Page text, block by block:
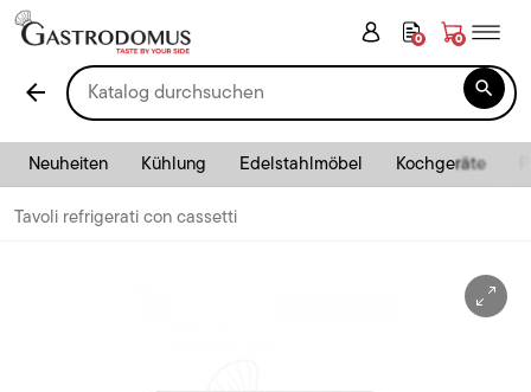
0 0
arrow_back 
Neuheiten Kühlung Edelstahlmöbel Kochgeräte
Tavoli refrigerati con cassetti